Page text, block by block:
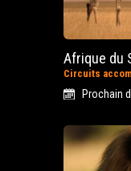
Afrique du
Circuits
Prochain